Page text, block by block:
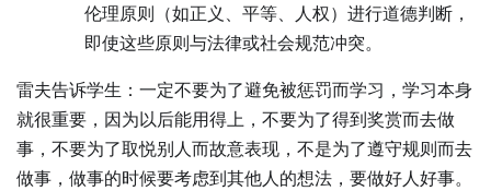
伦理原则（如正义、平等、人权）进行道德判断，
即使这些原则与法律或社会规范冲突。
雷夫告诉学生：一定不要为了避免被惩罚而学习，学习本身
就很重要，因为以后能用得上，不要为了得到奖赏而去做
事，不要为了取悦别人而故意表现，不是为了遵守规则而去
做事，做事的时候要考虑到其他人的想法，要做好人好事。